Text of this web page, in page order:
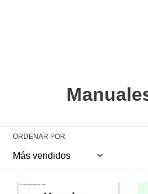
C
e
ORDENAR POR
Ebook